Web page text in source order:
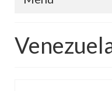
¿Qué es el